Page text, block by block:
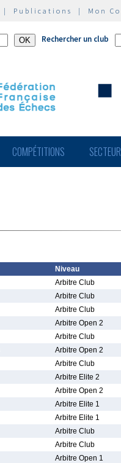
| Publications | Mon
Rechercher un club
COMPÉTITIONS
Niveau
Arbitre Club
Arbitre Club
Arbitre Club
Arbitre Open 2
Arbitre Club
Arbitre Open 2
Arbitre Club
Arbitre Elite 2
Arbitre Open 2
Arbitre Elite 1
Arbitre Elite 1
Arbitre Club
Arbitre Club
Arbitre Open 1